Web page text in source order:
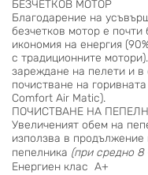
БЕЗЧЕТКОВ МОТОР
Благодарение на
безчетков мотор е
икономия на енергия
с традиционните
зареждане на пелети и в
почистване на
Comfort Air Matic).
ПОЧИСТВАНЕ НА
Увеличеният обем на
използва в
пепелника (при средно 8
Енергиен клас A+